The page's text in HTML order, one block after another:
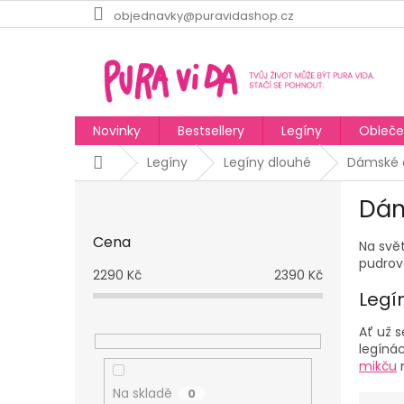
na
objednavky@puravidashop.cz
Novinky Bestsellery Legíny
DomůLegíny Legíny dlouhé Dámské
Cena
2290 Kč 2390 Kč
Na skladě 0
Na
Ať už
mikču